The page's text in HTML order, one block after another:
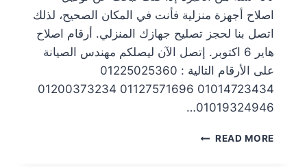
اصلاح أجهزة منزلية فأنت في المكان الصحيح، لذلك
اتصل بنا لحجز تصليح جهازك المنزلي. أرقام اصلاح
هاير 6 اكتوبر. إتصل الآن ليصلكم مهندس الصيانة
على الأرقام التالية : 01225025360
01014723434 01127571696 01200373234
01019324946…
READ MORE